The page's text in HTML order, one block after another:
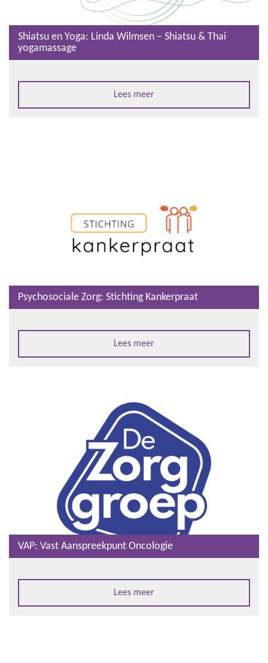
Shiatsu en Yoga: Linda Wilmsen – Shiatsu & Thai
yogamassage
Lees meer
Psychosociale Zorg: Stichting Kankerpraat
Lees meer
VAP: Vast Aanspreekpunt Oncologie
Lees meer